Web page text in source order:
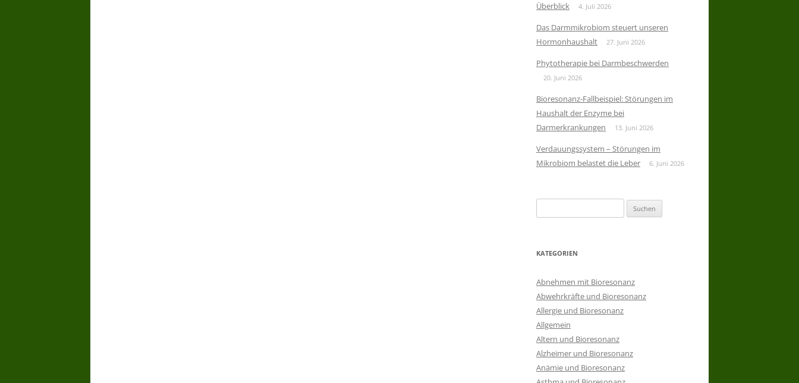
Überblick
4. Juli 2026
Das Darmmikrobiom steuert unseren
Hormonhaushalt
27. Juni 2026
Phytotherapie bei Darmbeschwerden
20. Juni 2026
Bioresonanz-Fallbeispiel: Störungen im
Haushalt der Enzyme bei
Darmerkrankungen
13. Juni 2026
Verdauungssystem – Störungen im
Mikrobiom belastet die Leber
6. Juni 2026
nach:
KATEGORIEN
Abnehmen mit Bioresonanz
Abwehrkräfte und Bioresonanz
Allergie und Bioresonanz
Allgemein
Altern und Bioresonanz
Alzheimer und Bioresonanz
Anämie und Bioresonanz